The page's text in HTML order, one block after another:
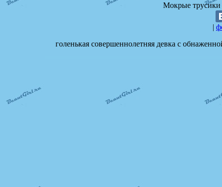
Мокрые трусики
|
голенькая совершеннолетняя девка с